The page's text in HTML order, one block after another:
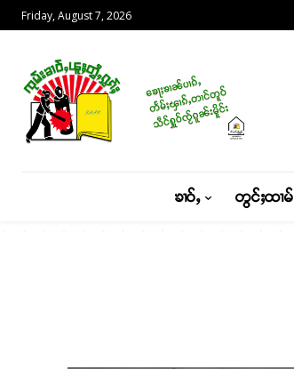
Friday, August 7, 2026
ၶၢဝ်ႇ တွင်ႈထၢမ်